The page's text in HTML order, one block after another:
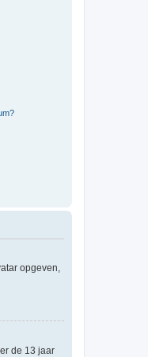
opgeven,
de 13 jaar